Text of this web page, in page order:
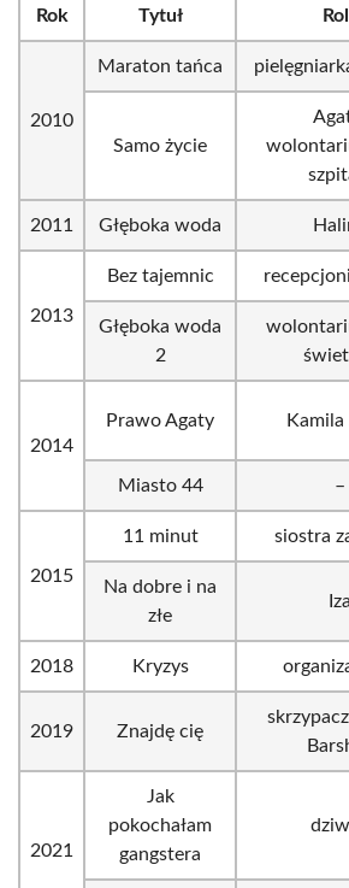
Rok Tytuł
2010
Maraton tańca
Samo życie
2011 Głęboka woda
2013
Bez tajemnic
Głęboka woda
2
2014
Prawo Agaty Kamila
Miasto 44 –
2015
11 minut siostra
Na dobre i na
złe
Iza
2018 Kryzys
2019 Znajdę cię
2021
Jak
pokochałam
gangstera